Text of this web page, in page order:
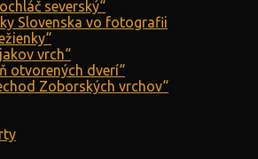
severský“
Slovenska vo fotografii
vrch“
otvorených dverí“
Zoborských vrchov“